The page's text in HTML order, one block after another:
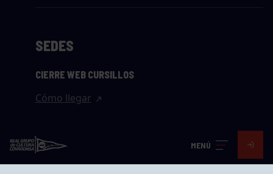
MENÚ
SEDES
CIERRE WEB CURSILLOS
Cómo llegar
Avd. Jesús Revuelta, 2 33204
Gijón - Asturias